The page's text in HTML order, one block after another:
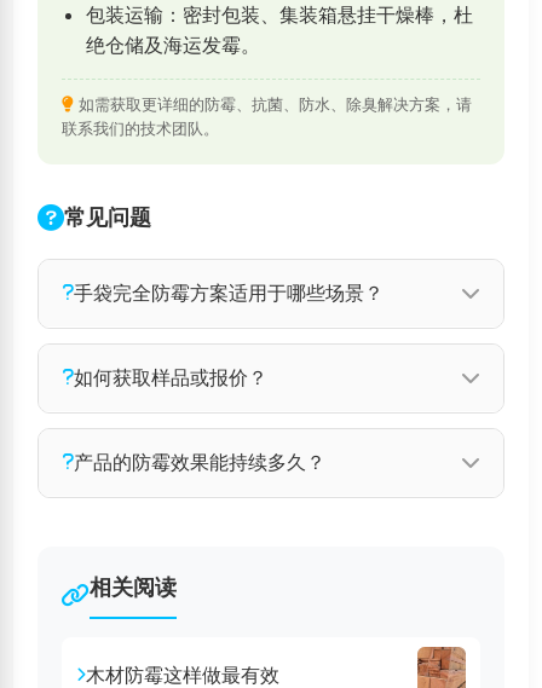
包装运输：密封包装、集装箱悬挂干燥棒，杜
绝仓储及海运发霉。
如需获取更详细的防霉、抗菌、防水、除臭解决方案，请
联系我们的技术团队。
常见问题
手袋完全防霉方案适用于哪些场景？
手袋完全防霉方案广泛应用于家具、皮革、纺织
队。
如何获取样品或报价？
您可以通过以下方式联系我们获取样品和报价：
产品的防霉效果能持续多久？
工艺和使用环境不同略有差异。建议定期检测，
如有特殊需求可定制长效方案。
相关阅读
木材防霉这样做最有效